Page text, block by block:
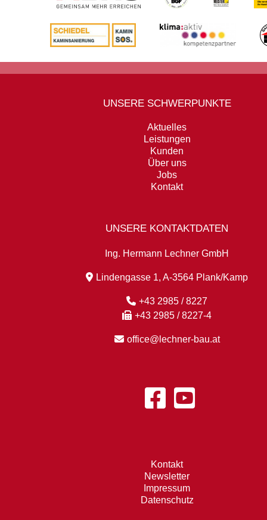
UNSERE SCHWERPUNKTE
Aktuelles
Leistungen
Kunden
Über uns
Jobs
Kontakt
UNSERE KONTAKTDATEN
Ing. Hermann Lechner GmbH
Lindengasse 1, A-3564 Plank/Kamp
+43 2985 / 8227
+43 2985 / 8227-4
office@lechner-bau.at
Kontakt
Newsletter
Impressum
Datenschutz